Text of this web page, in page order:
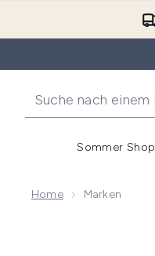
Sommer Shop
Home Marken